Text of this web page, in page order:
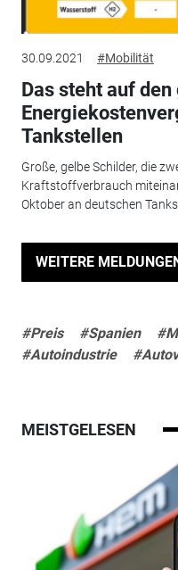
30.09.2021 #Mobilität
Das steht auf
Tankstellen
Große, gelbe Schilder, die
Kraftstoffverbrauch
Oktober an deutschen
WEITERE
#Preis #Spanien
#Autoindustrie
MEISTGELESEN